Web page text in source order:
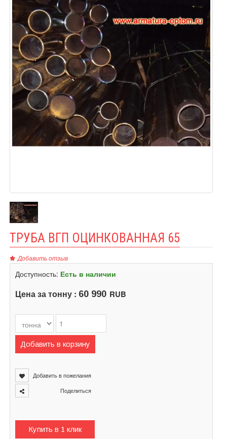
ТРУБА ВГП ОЦИНКОВАННАЯ 65
Добавить отзыв
Доступность: Есть в наличии
Цена за тонну : 60 990 RUB
Добавить в корзину
Добавить в пожелания
Поделиться
Купить в 1 клик